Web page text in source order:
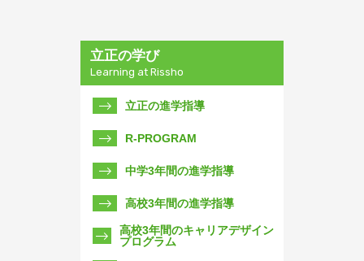
立正の学び
Learning at Rissho
立正の進学指導
R-PROGRAM
中学3年間の進学指導
高校3年間の進学指導
高校3年間のキャリアデザイン
プログラム